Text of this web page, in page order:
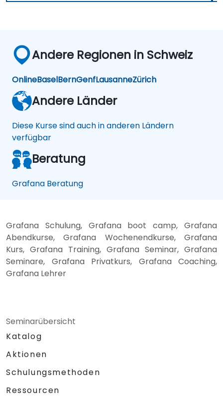
Andere Regionen in Schweiz
OnlineBaselBernGenfLausanneZürich
Andere Länder
Diese Kurse sind auch in anderen Ländern
verfügbar
Beratung
Grafana Beratung
Grafana Schulung, Grafana boot camp, Grafana
Abendkurse, Grafana Wochenendkurse, Grafana
Kurs, Grafana Training, Grafana Seminar, Grafana
Seminare, Grafana Privatkurs, Grafana Coaching,
Grafana Lehrer
Seminarübersicht
Katalog
Aktionen
Schulungsmethoden
Ressourcen